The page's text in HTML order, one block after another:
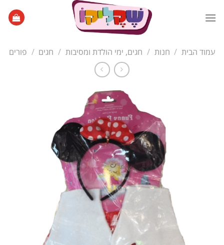
עמוד הבית / חנות / חגים, ימי הולדת ומסיבות / חגים / פורים